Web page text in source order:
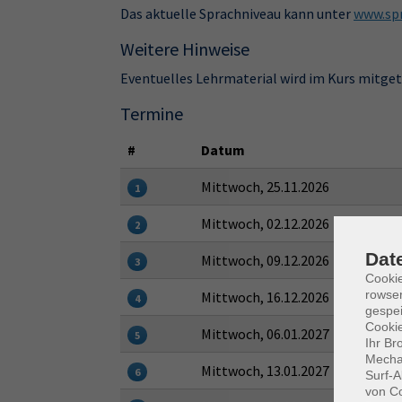
Das aktuelle Sprachniveau kann unter
Weitere Hinweise
Eventuelles Lehrmaterial wird im Kurs
Termine
# Datum
1 Mittwoch, 25.11.2026
2 Mittwoch, 02.12.2026
3 Mittwoch, 09.12.2026
4 Mittwoch, 16.12.2026
5 Mittwoch, 06.01.2027
6 Mittwoch, 13.01.2027
Ihr
Surf-
von